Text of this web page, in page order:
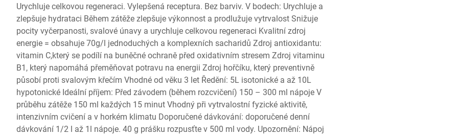
Urychluje celkovou regeneraci. Vylepšená receptura. Bez barviv. V bodech: Urychluje a
zlepšuje hydrataci Během zátěže zlepšuje výkonnost a prodlužuje vytrvalost Snižuje
pocity vyčerpanosti, svalové únavy a urychluje celkovou regeneraci Kvalitní zdroj
energie = obsahuje 70g/l jednoduchých a komplexních sacharidů Zdroj antioxidantu:
vitamin C,který se podílí na buněčné ochraně před oxidativním stresem Zdroj vitaminu
B1, který napomáhá přeměňovat potravu na energii Zdroj hořčíku, který preventivně
působí proti svalovým křečím Vhodné od věku 3 let Ředění: 5L isotonické a až 10L
hypotonické Ideální příjem: Před závodem (během rozcvičení) 150 – 300 ml nápoje V
průběhu zátěže 150 ml každých 15 minut Vhodný při vytrvalostní fyzické aktivitě,
intenzivním cvičení a v horkém klimatu Doporučené dávkování: doporučené denní
dávkování 1/2 l až 1l nápoje. 40 g prášku rozpusťte v 500 ml vody. Upozornění: Nápoj